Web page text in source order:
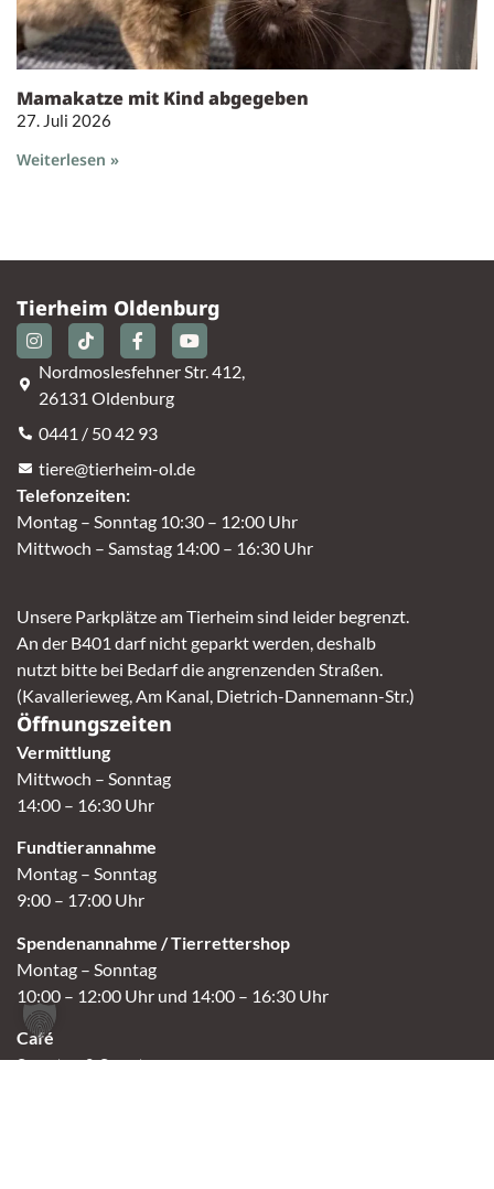
Mamakatze mit Kind abgegeben
27. Juli 2026
Weiterlesen »
Tierheim Oldenburg
Nordmoslesfehner Str. 412,
26131 Oldenburg
0441 / 50 42 93
tiere@tierheim-ol.de
Telefonzeiten:
Montag – Sonntag 10:30 – 12:00 Uhr
Mittwoch – Samstag 14:00 – 16:30 Uhr
Unsere Parkplätze am Tierheim sind leider begrenzt.
An der B401 darf nicht geparkt werden, deshalb
nutzt bitte bei Bedarf die angrenzenden Straßen.
(Kavallerieweg, Am Kanal, Dietrich-Dannemann-Str.)
Öffnungszeiten
Vermittlung
Mittwoch – Sonntag
14:00 – 16:30 Uhr
Fundtierannahme
Montag – Sonntag
9:00 – 17:00 Uhr
Spendenannahme / Tierrettershop
Montag – Sonntag
10:00 – 12:00 Uhr und 14:00 – 16:30 Uhr
Café
Samstag & Sonntag